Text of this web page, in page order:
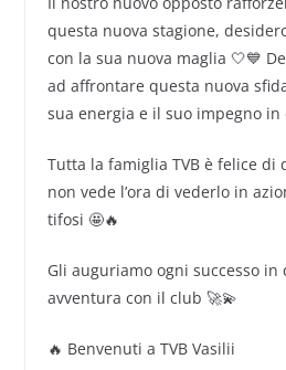
questa nuova stagione,
con la sua nuova maglia 🤍💙
ad affrontare questa nuova
sua energia e il suo impegno in
Tutta la famiglia TVB è felice di
non vede l’ora di vederlo in
tifosi 🤩🔥
Gli auguriamo ogni successo in
avventura con il club 🚀💫
🔥 Benvenuti a TVB Vasilii